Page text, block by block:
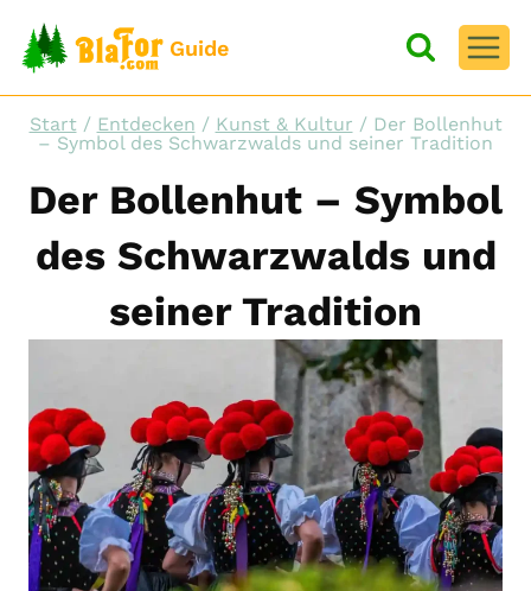
Inhalt
springen
Guide
Start / Entdecken / Kunst & Kultur / Der Bollenhut
– Symbol des Schwarzwalds und seiner Tradition
Der Bollenhut – Symbol
des Schwarzwalds und
seiner Tradition